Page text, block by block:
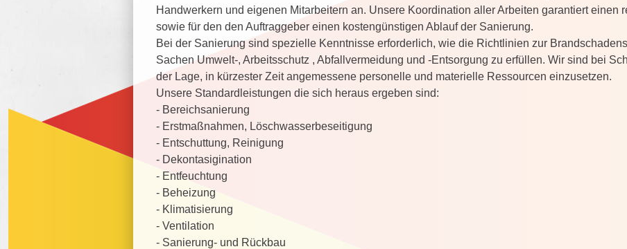
Handwerkern und eigenen Mitarbeitern an. Unsere Koordination aller Arbeiten garantiert einen
sowie für den den Auftraggeber einen kostengünstigen Ablauf der Sanierung.
Bei der Sanierung sind spezielle Kenntnisse erforderlich, wie die Richtlinien zur
Sachen Umwelt-, Arbeitsschutz , Abfallvermeidung und -Entsorgung zu erfüllen. Wir sind bei
der Lage, in kürzester Zeit angemessene personelle und materielle Ressourcen einzusetzen.
Unsere Standardleistungen die sich heraus ergeben sind:
- Bereichsanierung
- Erstmaßnahmen, Löschwasserbeseitigung
- Entschuttung, Reinigung
- Dekontasigination
- Entfeuchtung
- Beheizung
- Klimatisierung
- Ventilation
- Sanierung- und Rückbau